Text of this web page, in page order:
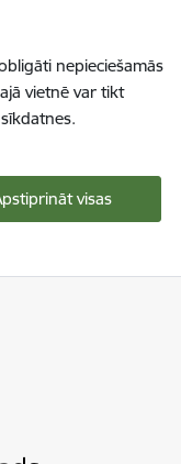
nepieciešamās
vietnē var tikt
visas